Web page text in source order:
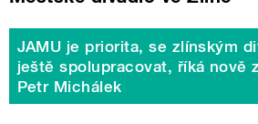
JAMU je priorita, se zlínským
ještě spolupracovat, říká nově
Petr Michálek